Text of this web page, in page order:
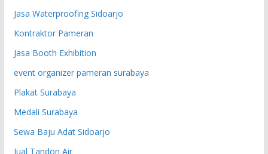
Jasa Waterproofing Sidoarjo
Kontraktor Pameran
Jasa Booth Exhibition
event organizer pameran surabaya
Plakat Surabaya
Medali Surabaya
Sewa Baju Adat Sidoarjo
Jual Tandon Air